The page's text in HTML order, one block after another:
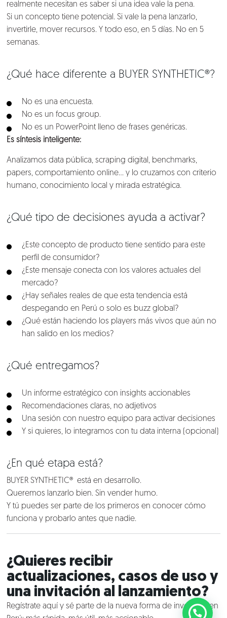
Nosotros
Clientes
Blog
Talento
Conversemos
realmente necesitan es saber si una idea vale la pena.
Si un concepto tiene potencial. Si vale la pena lanzarlo,
invertirle, mover recursos. Y todo eso, en 5 días. No en 5
semanas.
¿Qué hace diferente a BUYER SYNTHETIC®?
No es una encuesta.
No es un focus group.
No es un PowerPoint lleno de frases genéricas.
Es síntesis inteligente:
Analizamos data pública, scraping digital, benchmarks,
papers, comportamiento online… y lo cruzamos con criterio
humano, conocimiento local y mirada estratégica.
¿Qué tipo de decisiones ayuda a activar?
¿Este concepto de producto tiene sentido para este
perfil de consumidor?
¿Este mensaje conecta con los valores actuales del
mercado?
¿Hay señales reales de que esta tendencia está
despegando en Perú o solo es buzz global?
¿Qué están haciendo los players más vivos que aún no
han salido en los medios?
¿Qué entregamos?
Un informe estratégico con insights accionables
Recomendaciones claras, no adjetivos
Una sesión con nuestro equipo para activar decisiones
Y si quieres, lo integramos con tu data interna (opcional)
¿En qué etapa está?
BUYER SYNTHETIC® está en desarrollo.
Queremos lanzarlo bien. Sin vender humo.
Y tú puedes ser parte de los primeros en conocer cómo
funciona y probarlo antes que nadie.
¿Quieres recibir
actualizaciones, casos de uso y
una invitación al lanzamiento?
Regístrate aquí y sé parte de la nueva forma de investigar en